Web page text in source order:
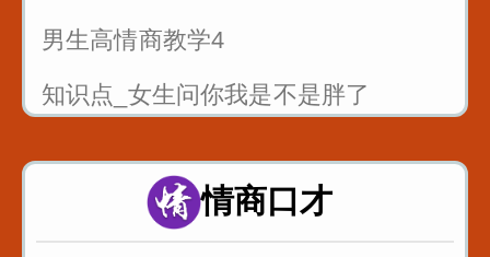
男生高情商教学4
知识点_女生问你我是不是胖了
这样说提高成功率
情侣之间说这句话永远不分手
情商口才